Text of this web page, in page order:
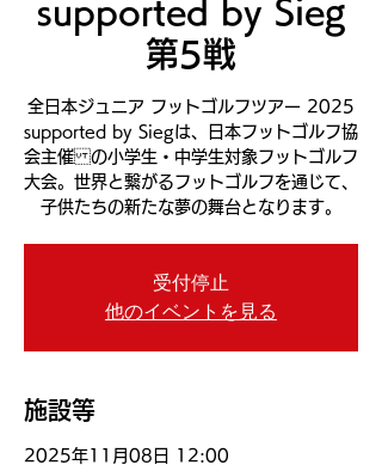
supported by Sieg
第5戦
全日本ジュニア フットゴルフツアー 2025
supported by Siegは、日本フットゴルフ協
会主催 の小学生・中学生対象フットゴルフ
大会。世界と繋がるフットゴルフを通じて、
子供たちの新たな夢の舞台となります。
受付停止
他のイベントを見る
施設等
2025年11月08日 12:00